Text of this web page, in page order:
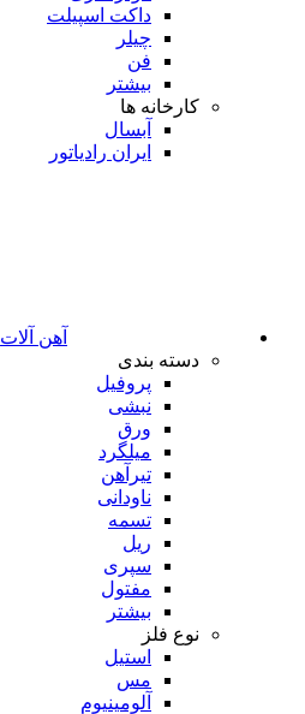
داکت اسپیلت
چیلر
فن
بیشتر
کارخانه ها
آبسال
ایران رادیاتور
آهن آلات
دسته بندی
پروفیل
نبشی
ورق
میلگرد
تیرآهن
ناودانی
تسمه
ریل
سپری
مفتول
بیشتر
نوع فلز
استیل
مس
آلومینیوم